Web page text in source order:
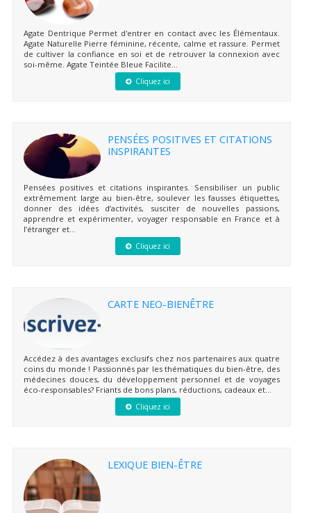
Agate Dentrique Permet d'entrer en contact avec les Élémentaux.
Agate Naturelle Pierre féminine, récente, calme et rassure. Permet
de cultiver la confiance en soi et de retrouver la connexion avec
soi-même. Agate Teintée Bleue Facilite...
Cliquez ici
PENSÉES POSITIVES ET CITATIONS
INSPIRANTES
Pensées positives et citations inspirantes. Sensibiliser un public
extrêmement large au bien-être, soulever les fausses étiquettes,
donner des idées d’activités, susciter de nouvelles passions,
apprendre et expérimenter, voyager responsable en France et à
l’étranger et...
Cliquez ici
CARTE NEO-BIENÊTRE
Accédez à des avantages exclusifs chez nos partenaires aux quatre
coins du monde ! Passionnés par les thématiques du bien-être, des
médecines douces, du développement personnel et de voyages
éco-responsables? Friants de bons plans, réductions, cadeaux et...
Cliquez ici
LEXIQUE BIEN-ÊTRE